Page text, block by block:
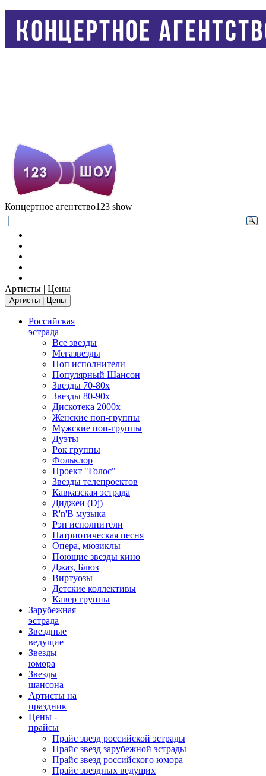
Концертное агентство123 show
Артисты | Цены
Артисты | Цены
Российская
эстрада
Все звезды
Мегазвезды
Поп исполнители
Популярный Шансон
Звезды 70-80х
Звезды 80-90х
Дискотека 2000х
Женские поп-группы
Мужские поп-группы
Дуэты
Рок группы
Фольклор
Проект "Голос"
Звезды телепроектов
Кавказская эстрада
Диджеи (Dj)
R'n'B музыка
Рэп исполнители
Патриотическая песня
Опера, мюзиклы
Поющие звезды кино
Джаз, Блюз
Виртуозы
Детские коллективы
Кавер группы
Зарубежная
эстрада
Звездные
ведущие
Звезды
юмора
Звезды
шансона
Артисты на
праздник
Цены -
прайсы
Прайс звезд российской эстрады
Прайс звезд зарубежной эстрады
Прайс звезд российского юмора
Прайс звездных ведущих